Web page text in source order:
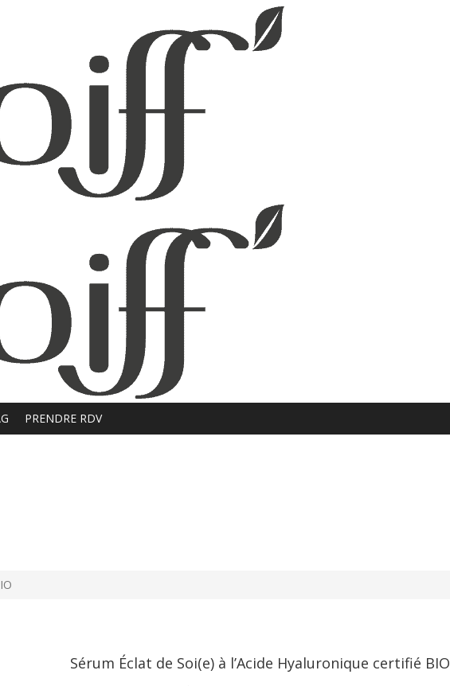
PRENDRE RDV
Sérum Éclat de Soi(e) à l’Acide Hyaluronique certifié BIO